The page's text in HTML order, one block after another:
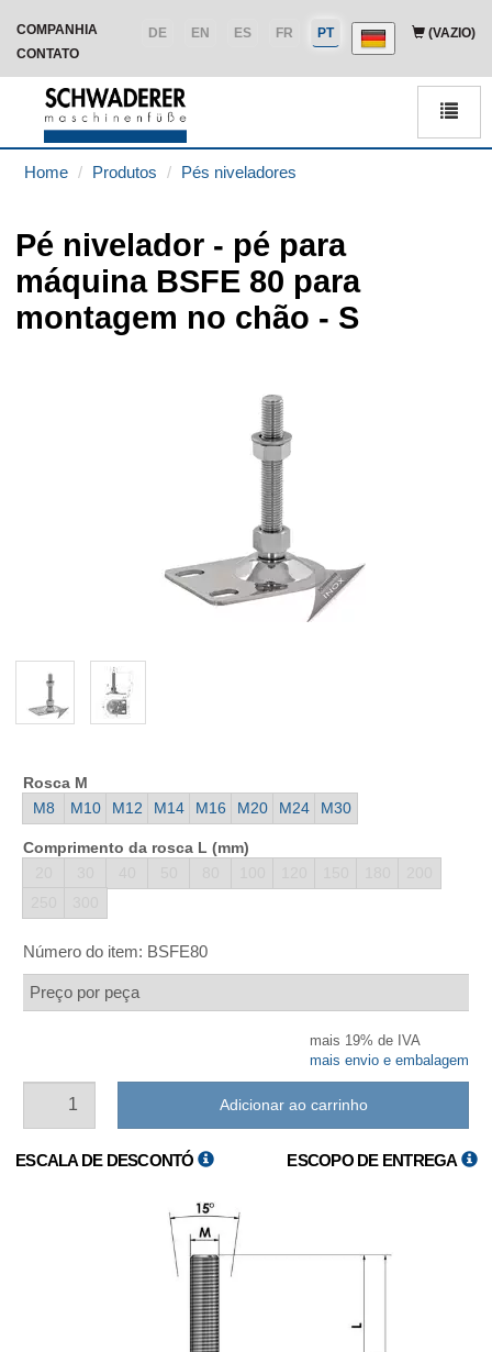
(VAZIO)
COMPANHIA PT
FR
ES
EN
DE
CONTATO
Home Produtos Pés niveladores
Pé nivelador - pé para
máquina BSFE 80 para
montagem no chão - S
Rosca M
M8 M10 M12 M14 M16 M20 M24 M30
Comprimento da rosca L (mm)
Número do item: BSFE80
Preço por peça
mais 19% de IVA
mais envio e embalagem
Adicionar ao carrinho
ESCALA DE DESCONTÓ ESCOPO DE ENTREGA